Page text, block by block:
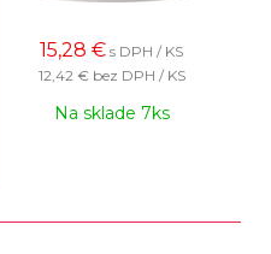
15,28 € s DPH / KS
12,42 € bez DPH / KS
Na sklade 7ks